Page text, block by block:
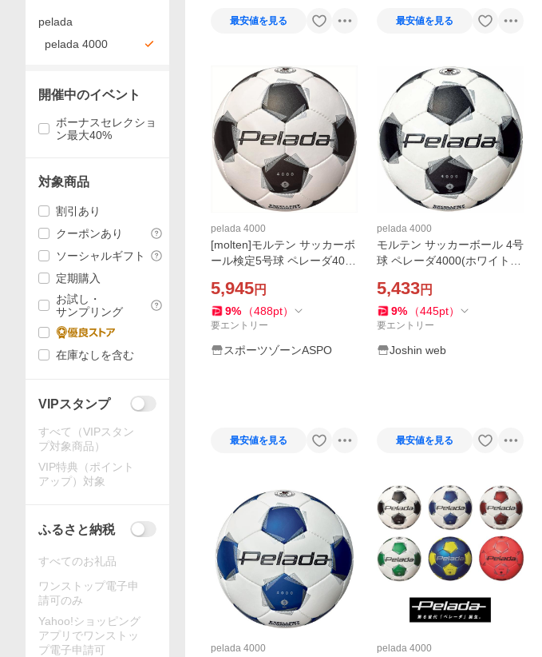
最安値を見る 最安値を見る
pelada 4000
[molten]モルテン サッカーボ
ール検定5号球 ペレーダ4000
ックブラック[取寄商品]
5,945円
9% （488pt）
要エントリー
スポーツゾーンASPO
最安値を見る
pelada 4000
モルテン サッカーボール 4号
球 ペレーダ4000(ホワイト×
別A
5,433円
9% （445pt）
要エントリー
Joshin web
最安値を見る
pelada 4000 pelada 4000
pelada
pelada 4000
開催中のイベント
ボーナスセレクショ
ン最大40%
対象商品
割引あり
クーポンあり
ソーシャルギフト
定期購入
お試し・
サンプリング
在庫なしを含む
VIPスタンプ
すべて（VIPスタン
プ対象商品）
VIP特典（ポイント
アップ）対象
ふるさと納税
すべてのお礼品
ワンストップ電子申
請可のみ
Yahoo!ショッピング
アプリでワンストッ
プ電子申請可